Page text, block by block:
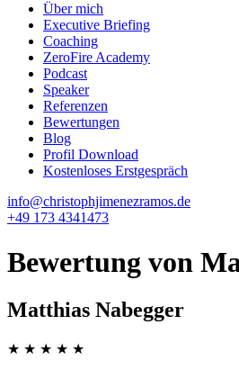
Über mich
Executive Briefing
Coaching
ZeroFire Academy
Podcast
Speaker
Referenzen
Bewertungen
Blog
Profil Download
Kostenloses Erstgespräch
info@christophjimenezramos.de
+49 173 4341473
Bewertung von
Matthias Nabegger
★ ★ ★ ★ ★